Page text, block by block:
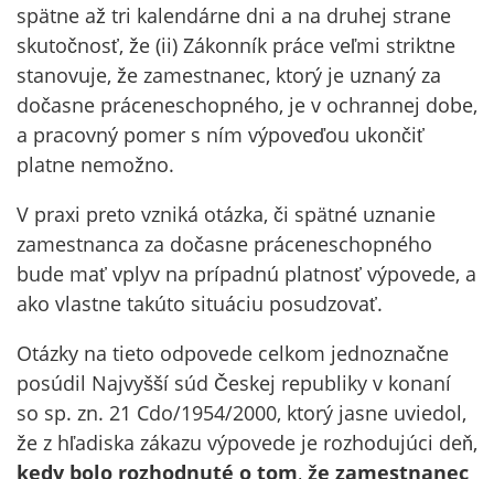
spätne až tri kalendárne dni a na druhej strane
skutočnosť, že (ii) Zákonník práce veľmi striktne
stanovuje, že zamestnanec, ktorý je uznaný za
dočasne práceneschopného, je v ochrannej dobe,
a pracovný pomer s ním výpoveďou ukončiť
platne nemožno.
V praxi preto vzniká otázka, či spätné uznanie
zamestnanca za dočasne práceneschopného
bude mať vplyv na prípadnú platnosť výpovede, a
ako vlastne takúto situáciu posudzovať.
Otázky na tieto odpovede celkom jednoznačne
posúdil Najvyšší súd Českej republiky v konaní
so sp. zn. 21 Cdo/1954/2000, ktorý jasne uviedol,
že z hľadiska zákazu výpovede je rozhodujúci deň,
kedy bolo rozhodnuté o tom, že zamestnanec